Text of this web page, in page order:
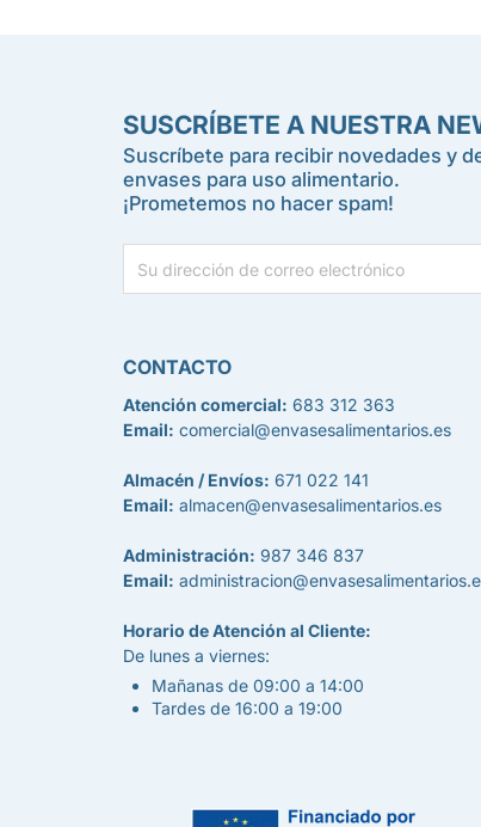
SUSCRÍBETE A NUESTRA
Suscríbete para recibir novedades y
envases para uso alimentario.
¡Prometemos no hacer spam!
CONTACTO
Atención comercial: 683 312 363
Email: comercial@envasesalimentarios.es
Almacén / Envíos: 671 022 141
Email: almacen@envasesalimentarios.es
Administración: 987 346 837
Email:
Horario de Atención al Cliente:
De lunes a viernes:
Mañanas de 09:00 a 14:00
Tardes de 16:00 a 19:00